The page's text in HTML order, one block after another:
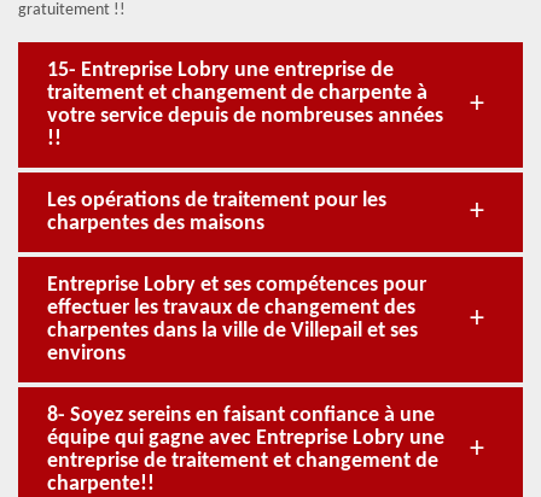
gratuitement !!
15- Entreprise Lobry une entreprise de
traitement et changement de charpente à
votre service depuis de nombreuses années
!!
Les opérations de traitement pour les
charpentes des maisons
Entreprise Lobry et ses compétences pour
effectuer les travaux de changement des
charpentes dans la ville de Villepail et ses
environs
8- Soyez sereins en faisant confiance à une
équipe qui gagne avec Entreprise Lobry une
entreprise de traitement et changement de
charpente!!